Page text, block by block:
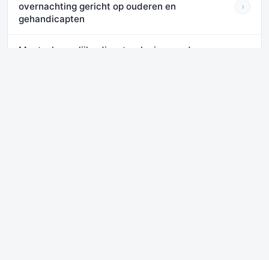
overnachting gericht op ouderen en
gehandicapten
›
Maatschappelijke dienstverlening zonder